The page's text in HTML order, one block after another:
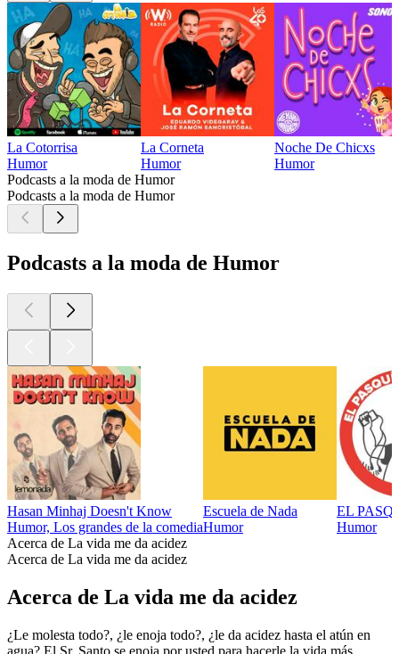
La Cotorrisa
Humor
La Corneta
Humor
Noche De Chicxs
Humor
Podcasts a la moda de Humor
Podcasts a la moda de Humor
Podcasts a la moda de Humor
Hasan Minhaj Doesn't Know
Humor, Los grandes de la comedia
Escuela de Nada
Humor
EL
Humor
Acerca de La vida me da acidez
Acerca de La vida me da acidez
Acerca de La vida me da acidez
¿Le molesta todo?, ¿le enoja todo?, ¿le da acidez hasta el atún en
agua? El Sr. Santo se enoja por usted para hacerle la vida más